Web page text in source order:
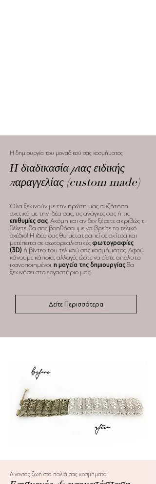
Η δημιουργία του μοναδικού σας κοσμήματος
Η διαδικασία μιας ειδικής
παραγγελίας (custom made)
Όλα ξεκινούν με την πρώτη μας συζήτηση
σχετικά με την ιδέα σας, τις ανάγκες σας ή τις
επιθυμίες σας. Ακόμη και αν δεν ξέρετε ακριβώς τι
θέλετε, θα σας βοηθήσουμε να βρείτε το τελικό
σχέδιο! Η ιδέα σας θα μετατραπεί σε σκίτσα και
μετέπειτα σε φωτορεαλιστικές φωτογραφίες
(3D) ή βίντεο του τελικού σας κοσμήματος. Αφού
κάνουμε κάποιες αλλαγές ώστε να είστε απόλυτα
ικανοποιημένοι, η μαγεία της δημιουργίας θα
ξεκινήσει στο εργαστήριο μας!
Δείτε Περισσότερα
Δίνοντας ζωή στα παλιά σας κοσμήματα